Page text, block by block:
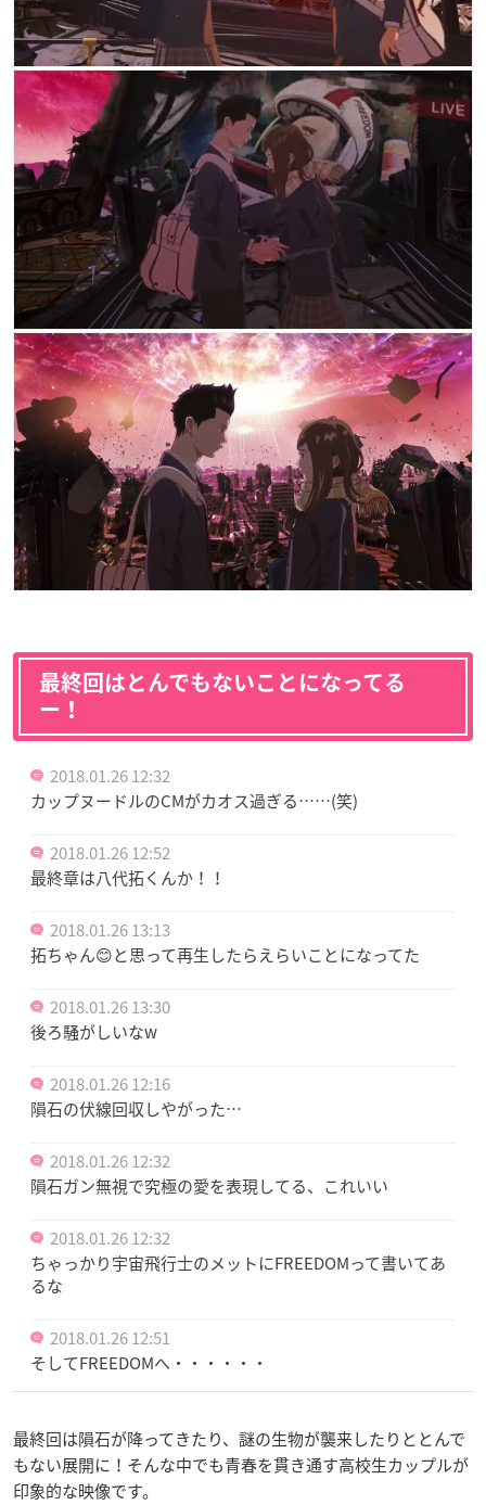
最終回はとんでもないことになってる
ー！
2018.01.26 12:32
カップヌードルのCMがカオス過ぎる……(笑)
2018.01.26 12:52
最終章は八代拓くんか！！
2018.01.26 13:13
拓ちゃん😊と思って再生したらえらいことになってた
2018.01.26 13:30
後ろ騒がしいなw
2018.01.26 12:16
隕石の伏線回収しやがった…
2018.01.26 12:32
隕石ガン無視で究極の愛を表現してる、これいい
2018.01.26 12:32
ちゃっかり宇宙飛行士のメットにFREEDOMって書いてあ
るな
2018.01.26 12:51
そしてFREEDOMへ・・・・・・
最終回は隕石が降ってきたり、謎の生物が襲来したりととんで
もない展開に！そんな中でも青春を貫き通す高校生カップルが
印象的な映像です。